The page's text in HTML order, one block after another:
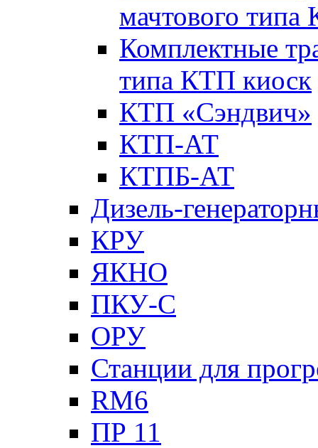
мачтового
Комплектные
типа КТП киоск
КТП «Сэндвич»
КТП-АТ
КТПБ-АТ
Дизель-
КРУ
ЯКНО
ПКУ-С
ОРУ
Станции для
RM6
ПР 11